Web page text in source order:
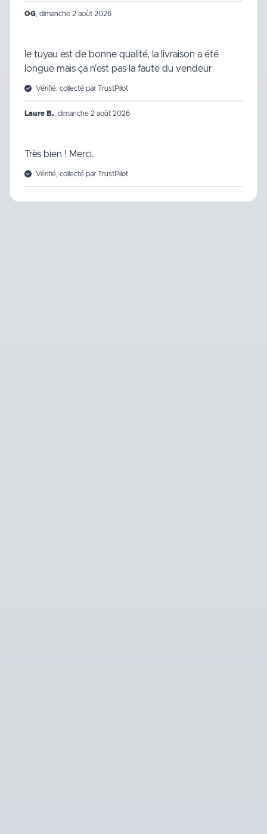
OG dimanche 2 août 2026
le tuyau est de bonne qualité, la livraison a été
longue mais ça n'est pas la faute du vendeur
Vérifié, collecté par TrustPilot
Laure B. dimanche 2 août 2026
Très bien ! Merci.
Vérifié, collecté par TrustPilot